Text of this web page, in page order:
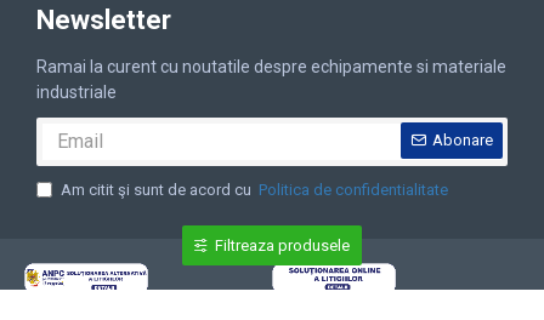
Newsletter
Ramai la curent cu noutatile despre echipamente si materiale
industriale
Abonare
Am citit şi sunt de acord cu Politica de confidentialitate
Filtreaza produsele